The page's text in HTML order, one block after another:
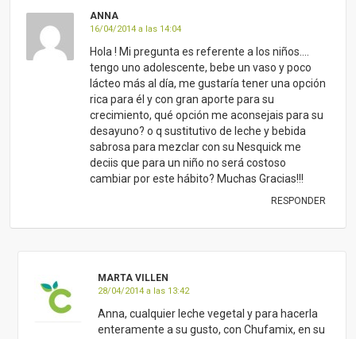
MARTA VILLEN
28/04/2014 a las 13:42
Anna, cualquier leche vegetal y para hacerla
enteramente a su gusto, con Chufamix, en su
recetario (que te puedes descargar en este
enlace) verás muchas recetas:
https://www.conasi.eu/leche-vegetal/641-
chufamix-leche-vegetal.html
RESPONDER
30/08/2014 a las 22:14
artículo que está alojado en el blog, y me
gustaría decirles que no estoy para nada de